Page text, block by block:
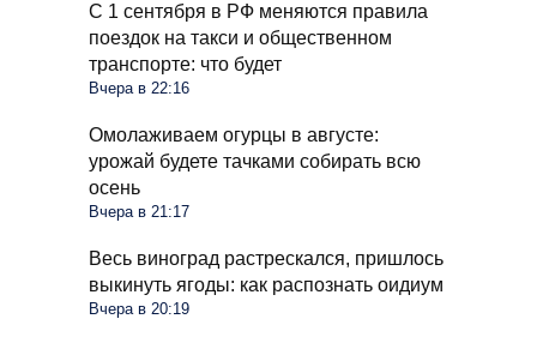
С 1 сентября в РФ меняются правила
поездок на такси и общественном
транспорте: что будет
Вчера в 22:16
Омолаживаем огурцы в августе:
урожай будете тачками собирать всю
осень
Вчера в 21:17
Весь виноград растрескался, пришлось
выкинуть ягоды: как распознать оидиум
Вчера в 20:19